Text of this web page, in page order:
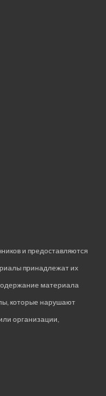
и предоставляются
принадлежат их
материала
которые нарушают
организации,